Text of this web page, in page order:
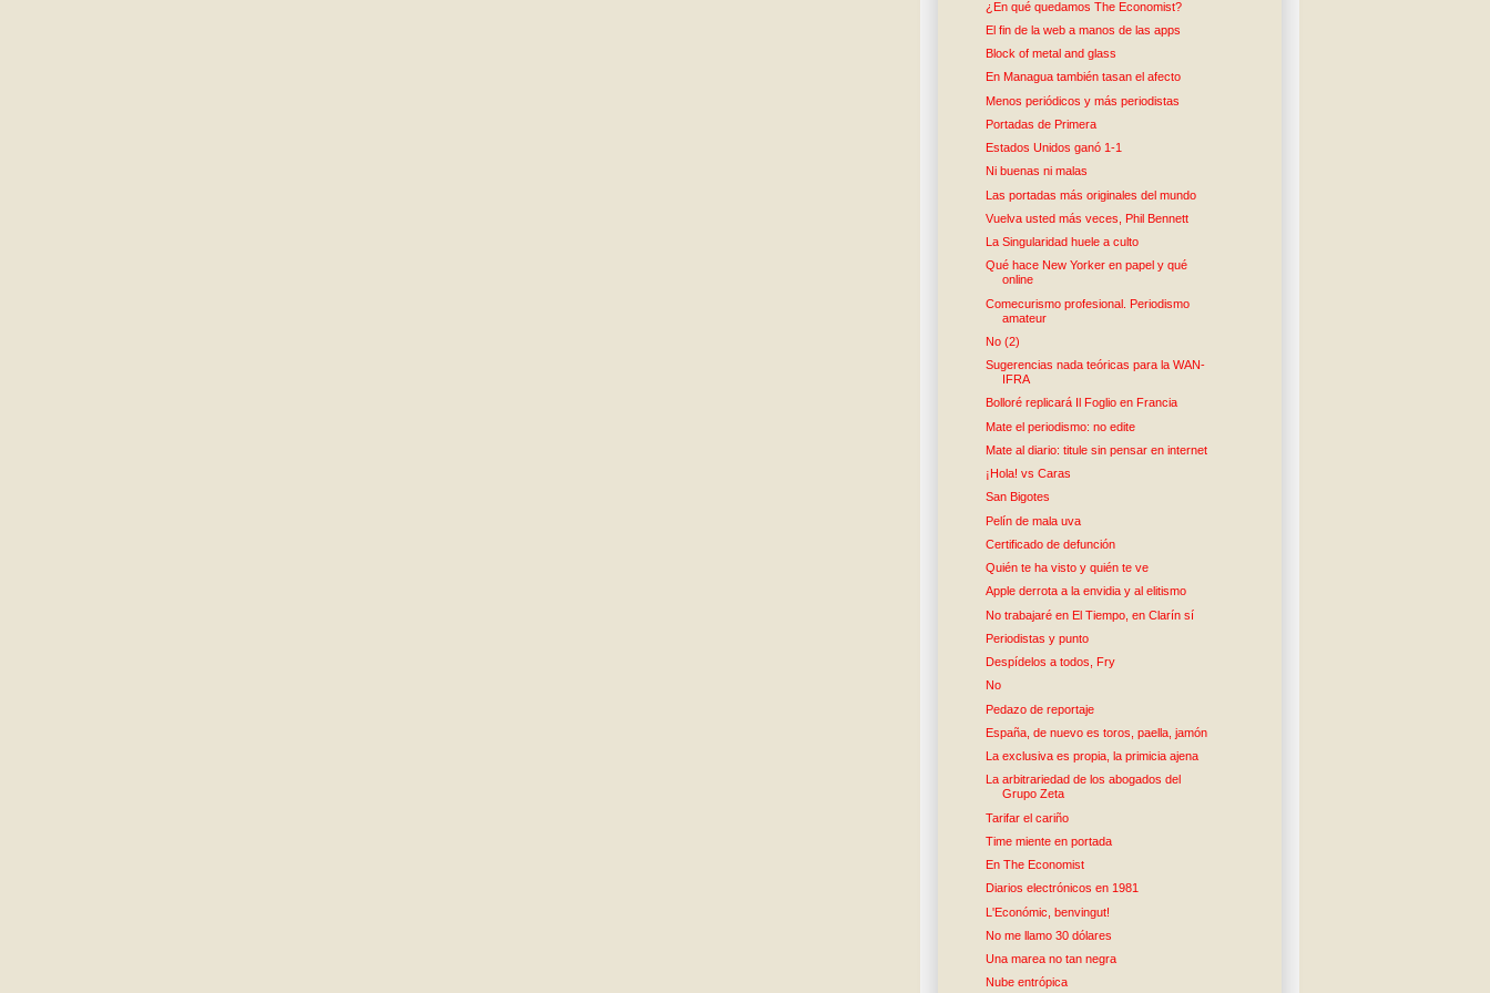
¿En qué quedamos The Economist?
El fin de la web a manos de las apps
Block of metal and glass
En Managua también tasan el afecto
Menos periódicos y más periodistas
Portadas de Primera
Estados Unidos ganó 1-1
Ni buenas ni malas
Las portadas más originales del mundo
Vuelva usted más veces, Phil Bennett
La Singularidad huele a culto
Qué hace New Yorker en papel y qué
online
Comecurismo profesional. Periodismo
amateur
No (2)
Sugerencias nada teóricas para la WAN-
IFRA
Bolloré replicará Il Foglio en Francia
Mate el periodismo: no edite
Mate al diario: titule sin pensar en internet
¡Hola! vs Caras
San Bigotes
Pelín de mala uva
Certificado de defunción
Quién te ha visto y quién te ve
Apple derrota a la envidia y al elitismo
No trabajaré en El Tiempo, en Clarín sí
Periodistas y punto
Despídelos a todos, Fry
No
Pedazo de reportaje
España, de nuevo es toros, paella, jamón
La exclusiva es propia, la primicia ajena
La arbitrariedad de los abogados del
Grupo Zeta
Tarifar el cariño
Time miente en portada
En The Economist
Diarios electrónicos en 1981
L'Económic, benvingut!
No me llamo 30 dólares
Una marea no tan negra
Nube entrópica